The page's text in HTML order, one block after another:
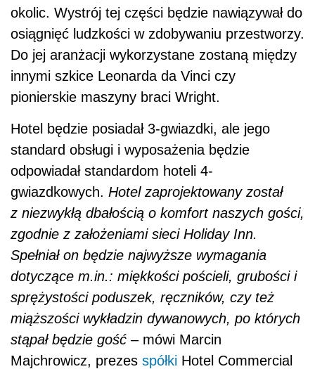
okolic. Wystrój tej części będzie nawiązywał do
osiągnięć ludzkości w zdobywaniu przestworzy.
Do jej aranżacji wykorzystane zostaną między
innymi szkice Leonarda da Vinci czy
pionierskie maszyny braci Wright.
Hotel będzie posiadał 3-gwiazdki, ale jego
standard obsługi i wyposażenia będzie
odpowiadał standardom hoteli 4-
gwiazdkowych. Hotel zaprojektowany został
z niezwykłą dbałością o komfort naszych gości,
zgodnie z założeniami sieci Holiday Inn.
Spełniał on będzie najwyższe wymagania
dotyczące m.in.: miękkości pościeli, grubości i
sprężystości poduszek, ręczników, czy też
miąższości wykładzin dywanowych, po których
stąpał będzie gość – mówi Marcin
Majchrowicz, prezes spółki Hotel Commercial